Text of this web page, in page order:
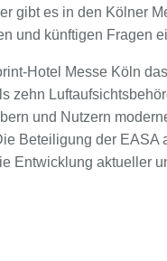
gibt es in den Kölner
und künftigen Fragen
Hotel Messe Köln
zehn
und Nutzern
Beteiligung der
Entwicklung aktueller